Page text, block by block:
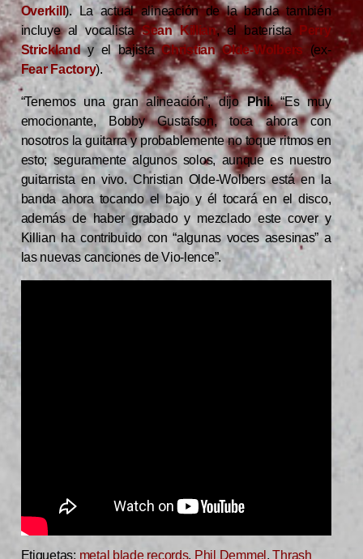
Overkill ). La actual alineación de la banda también
incluye al vocalistaSean Killian, el baterista Perry
Stricklandy el bajistaChristian Olde-Wolbers
(ex-
Fear Factory).
“Tenemos una gran alineación”, dijoPhil. “Es muy
emocionante, Bobby Gustafson, toca ahora con
nosotros la guitarra y probablemente no toque ritmos en
esto; seguramente algunos solos, aunque es nuestro
guitarrista en vivo. Christian Olde-Wolbers está en la
banda ahora tocando el bajo y él tocará en el disco,
además de haber grabado y mezclado este cover y
Killian ha contribuido con “algunas voces asesinas” a
las nuevas canciones de Vio-lence”.
Etiquetas: metal blade records, Phil Demmel ,Thrash